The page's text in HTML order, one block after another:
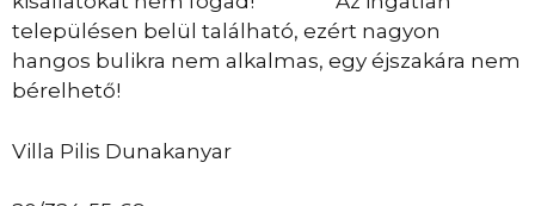
településen belül található, ezért nagyon
hangos bulikra nem alkalmas, egy éjszakára nem
bérelhető!
Villa Pilis Dunakanyar